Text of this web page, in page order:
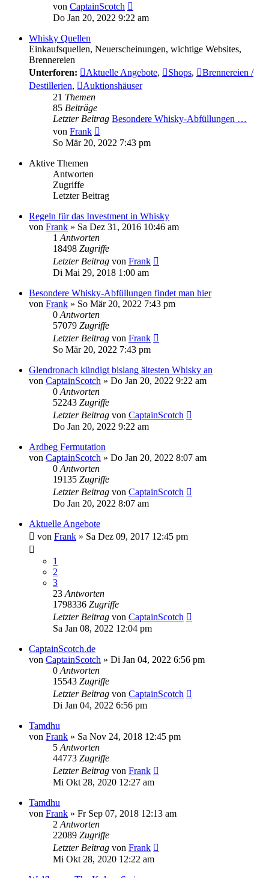
von CaptainScotch
Beitrag
Do Jan 20, 2022 9:22 am
Whisky Quellen
Einkaufsquellen, Neuerscheinungen, wichtige Websites,
Brennereien
Unterforen:
Aktuelle Angebote, Shops,
Brennereien /
Destillerien,
Auktionshäuser
21 Themen
85 Beiträge
Letzter Beitrag Besondere Whisky-Abfüllungen …
von Frank
Beitrag
So Mär 20, 2022 7:43 pm
Aktive Themen
Antworten
Zugriffe
Letzter Beitrag
Regeln für das Investment in Whisky
von Frank » Sa Dez 31, 2016 10:46 am
1Antworten
18498 Zugriffe
Letzter Beitrag von Frank
Di Mai 29, 2018 1:00 am
Besondere Whisky-Abfüllungen findet man hier
von Frank » So Mär 20, 2022 7:43 pm
0Antworten
57079 Zugriffe
Letzter Beitrag von Frank
So Mär 20, 2022 7:43 pm
Glendronach kündigt bislang ältesten Whisky an
von CaptainScotch » Do Jan 20, 2022 9:22 am
0Antworten
52243 Zugriffe
Letzter Beitrag von CaptainScotch
Do Jan 20, 2022 9:22 am
Ardbeg Fermutation
von CaptainScotch » Do Jan 20, 2022 8:07 am
0Antworten
19135 Zugriffe
Letzter Beitrag von CaptainScotch
Do Jan 20, 2022 8:07 am
Aktuelle Angebote
von Frank » Sa Dez 09, 2017 12:45 pm
1
2
3
23Antworten
1798336 Zugriffe
Letzter Beitrag von CaptainScotch
Sa Jan 08, 2022 12:04 pm
CaptainScotch.de
von CaptainScotch » Di Jan 04, 2022 6:56 pm
0Antworten
15543 Zugriffe
Letzter Beitrag von CaptainScotch
Di Jan 04, 2022 6:56 pm
Tamdhu
von Frank » Sa Nov 24, 2018 12:45 pm
5Antworten
44773 Zugriffe
Letzter Beitrag von Frank
Mi Okt 28, 2020 12:27 am
Tamdhu
von Frank » Fr Sep 07, 2018 12:13 am
2Antworten
22089 Zugriffe
Letzter Beitrag von Frank
Mi Okt 28, 2020 12:22 am